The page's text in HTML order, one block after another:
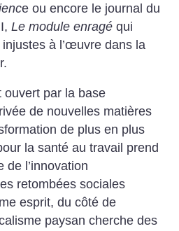
e ou encore le journal du
Le module enragé qui
à l’œuvre dans la
ouvert par la base
de nouvelles matières
de plus en plus
la santé au travail prend
de l’innovation
retombées sociales
esprit, du côté de
paysan cherche des